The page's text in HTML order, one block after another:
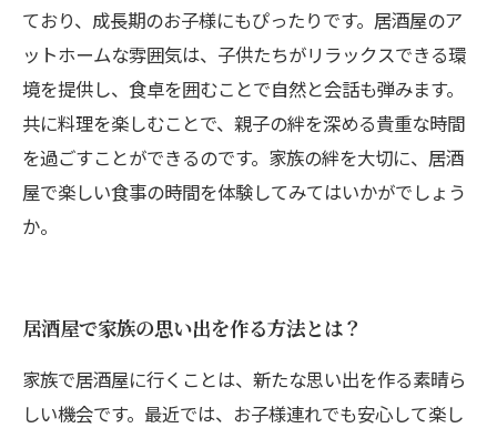
ており、成長期のお子様にもぴったりです。居酒屋のア
ットホームな雰囲気は、子供たちがリラックスできる環
境を提供し、食卓を囲むことで自然と会話も弾みます。
共に料理を楽しむことで、親子の絆を深める貴重な時間
を過ごすことができるのです。家族の絆を大切に、居酒
屋で楽しい食事の時間を体験してみてはいかがでしょう
か。
居酒屋で家族の思い出を作る方法とは？
家族で居酒屋に行くことは、新たな思い出を作る素晴ら
しい機会です。最近では、お子様連れでも安心して楽し